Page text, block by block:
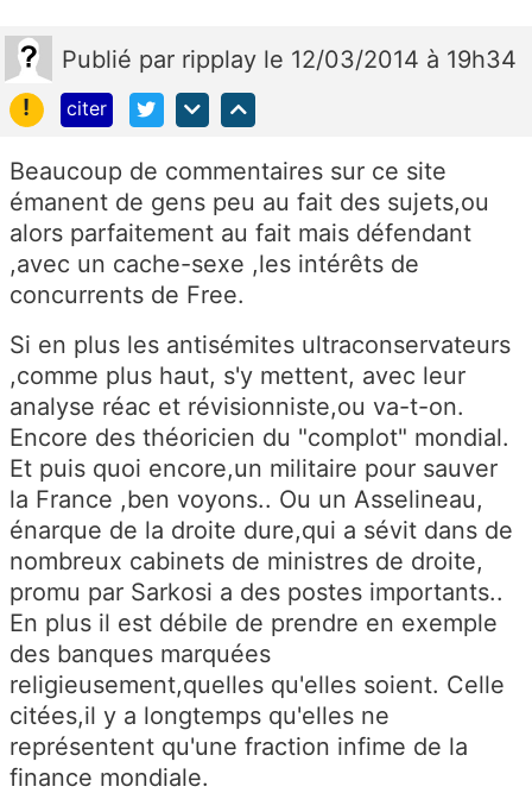
Publié par ripplay le 12/03/2014 à 19h34
!
citer
Beaucoup de commentaires sur ce site
émanent de gens peu au fait des sujets,ou
alors parfaitement au fait mais défendant
,avec un cache-sexe ,les intérêts de
concurrents de Free.
Si en plus les antisémites ultraconservateurs
,comme plus haut, s'y mettent, avec leur
analyse réac et révisionniste,ou va-t-on.
Encore des théoricien du "complot" mondial.
Et puis quoi encore,un militaire pour sauver
la France ,ben voyons.. Ou un Asselineau,
énarque de la droite dure,qui a sévit dans de
nombreux cabinets de ministres de droite,
promu par Sarkosi a des postes importants..
En plus il est débile de prendre en exemple
des banques marquées
religieusement,quelles qu'elles soient. Celle
citées,il y a longtemps qu'elles ne
représentent qu'une fraction infime de la
finance mondiale.